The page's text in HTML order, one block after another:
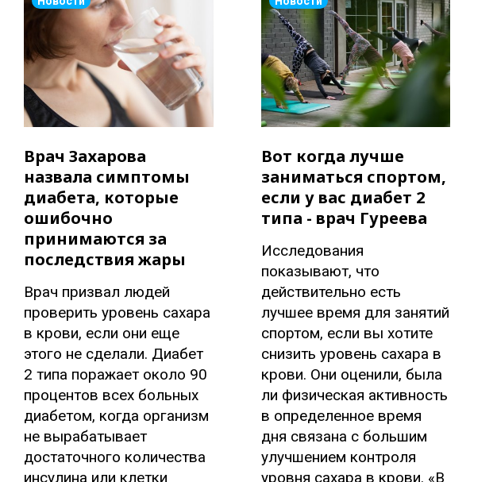
Врач Захарова
назвала симптомы
диабета, которые
ошибочно
принимаются за
последствия жары
Врач призвал людей
проверить уровень сахара
в крови, если они еще
этого не сделали. Диабет
2 типа поражает около 90
процентов всех больных
диабетом, когда организм
не вырабатывает
достаточного количества
инсулина или клетки
Вот когда лучше
заниматься спортом,
если у вас диабет 2
типа - врач Гуреева
Исследования
показывают, что
действительно есть
лучшее время для занятий
спортом, если вы хотите
снизить уровень сахара в
крови. Они оценили, была
ли физическая активность
в определенное время
дня связана с большим
улучшением контроля
уровня сахара в крови. «В